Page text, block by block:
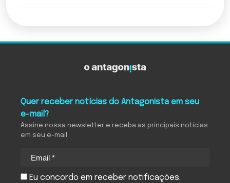
Quer receber notícias do Antagonista em seu
e-mail?
Assine nossa newsletter e receba as principais notícias
em seu e-mail
Eu concordo em receber notificações.